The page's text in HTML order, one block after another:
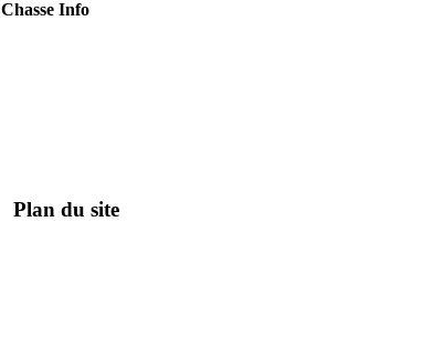
Chasse Info
Plan du site